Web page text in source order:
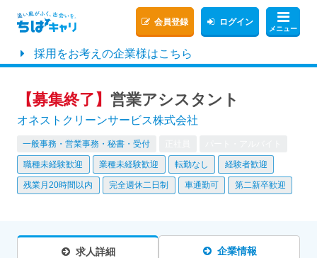
メニュー
会員登録 ログイン
採用をお考えの企業様はこちら
【募集終了】 営業アシスタント
オネストクリーンサービス株式会社
一般事務・営業事務・秘書・受付
職種未経験歓迎 業種未経験歓迎 転勤なし 経験者歓迎
残業月20時間以内 完全週休二日制 車通勤可 第二新卒歓迎
求人詳細 企業情報